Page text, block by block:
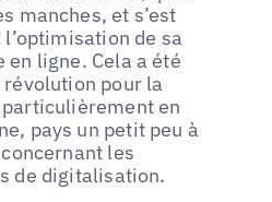
manches, et s’est
de sa
en ligne. Cela a été
pour la
en
pays un petit peu à
les
de digitalisation.